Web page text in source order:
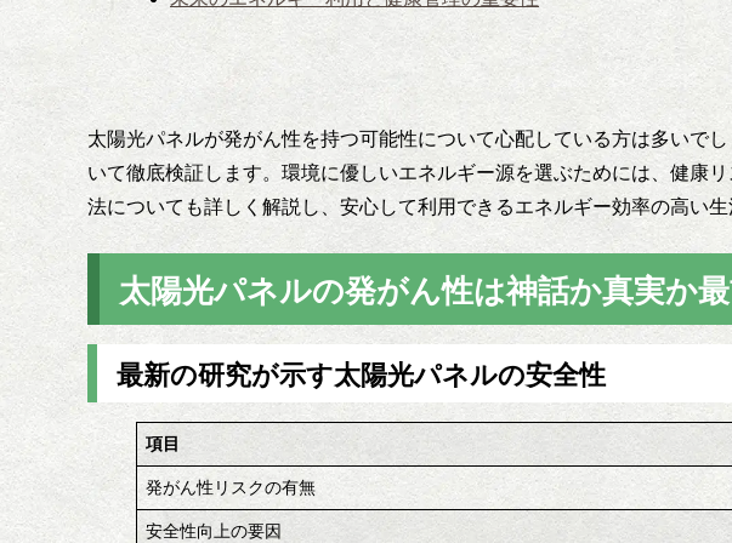
太陽光パネルが発がん性を持つ可能性について心配している方は多いで
いて徹底検証します。環境に優しいエネルギー源を選ぶためには、健康
法についても詳しく解説し、安心して利用できるエネルギー効率の高い生
太陽光パネルの発がん性は神話か真実か
最新の研究が示す太陽光パネルの安全性
項目
発がん性リスクの有無
安全性向上の要因